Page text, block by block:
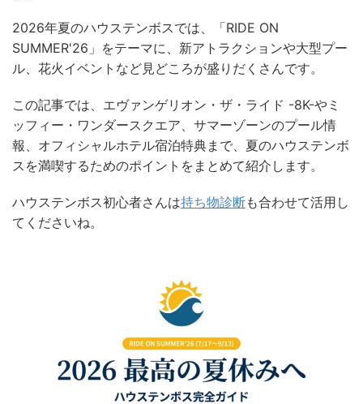
2026年夏のハウステンボスでは、「RIDE ON
SUMMER'26」をテーマに、新アトラクションや大型プー
ル、花火イベントなど見どころが盛りだくさんです。
この記事では、エヴァンゲリオン・ザ・ライド -8K-やミ
ッフィー・ワンダースクエア、サマーゾーンのプール情
報、オフィシャルホテル宿泊特典まで、夏のハウステンボ
スを満喫するためのポイントをまとめて紹介します。
ハウステンボス初心者さんは持ち物診断も合わせて活用し
てくださいね。